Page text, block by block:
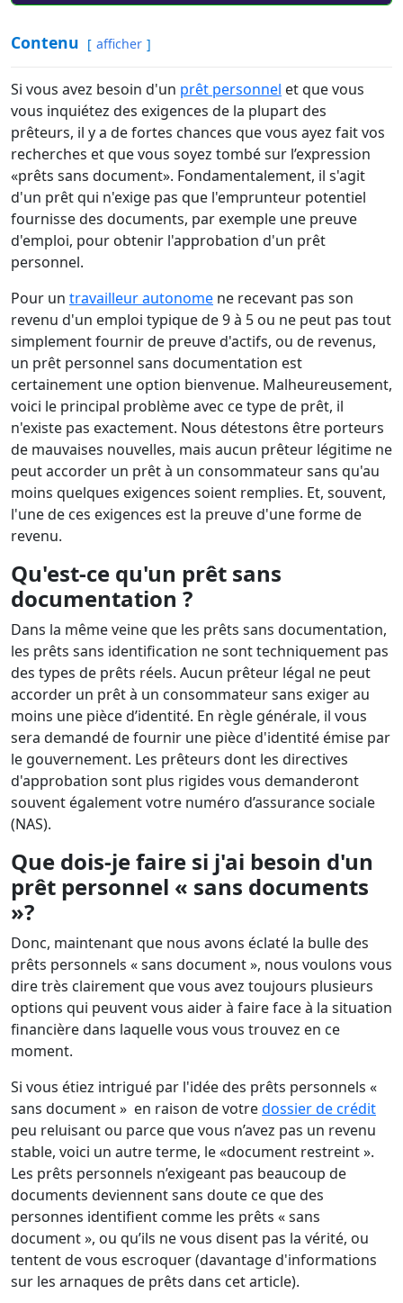
Contenu afficher
Si vous avez besoin d'un prêt personnel et que vous
vous inquiétez des exigences de la plupart des
prêteurs, il y a de fortes chances que vous ayez fait vos
recherches et que vous soyez tombé sur l’expression
«prêts sans document». Fondamentalement, il s'agit
d'un prêt qui n'exige pas que l'emprunteur potentiel
fournisse des documents, par exemple une preuve
d'emploi, pour obtenir l'approbation d'un prêt
personnel.
Pour un travailleur autonome ne recevant pas son
revenu d'un emploi typique de 9 à 5 ou ne peut pas tout
simplement fournir de preuve d'actifs, ou de revenus,
un prêt personnel sans documentation est
certainement une option bienvenue. Malheureusement,
voici le principal problème avec ce type de prêt, il
n'existe pas exactement. Nous détestons être porteurs
de mauvaises nouvelles, mais aucun prêteur légitime ne
peut accorder un prêt à un consommateur sans qu'au
moins quelques exigences soient remplies. Et, souvent,
l'une de ces exigences est la preuve d'une forme de
revenu.
Qu'est-ce qu'un prêt sans
documentation ?
Dans la même veine que les prêts sans documentation,
les prêts sans identification ne sont techniquement pas
des types de prêts réels. Aucun prêteur légal ne peut
accorder un prêt à un consommateur sans exiger au
moins une pièce d’identité. En règle générale, il vous
sera demandé de fournir une pièce d'identité émise par
le gouvernement. Les prêteurs dont les directives
d'approbation sont plus rigides vous demanderont
souvent également votre numéro d’assurance sociale
(NAS).
Que dois-je faire si j'ai besoin d'un
prêt personnel « sans documents
»?
Donc, maintenant que nous avons éclaté la bulle des
prêts personnels « sans document », nous voulons vous
dire très clairement que vous avez toujours plusieurs
options qui peuvent vous aider à faire face à la situation
financière dans laquelle vous vous trouvez en ce
moment.
Si vous étiez intrigué par l'idée des prêts personnels «
sans document » en raison de votredossier de crédit
peu reluisant ou parce que vous n’avez pas un revenu
stable, voici un autre terme, le «document restreint ».
Les prêts personnels n’exigeant pas beaucoup de
documents deviennent sans doute ce que des
personnes identifient comme les prêts « sans
document », ou qu’ils ne vous disent pas la vérité, ou
tentent de vous escroquer (davantage d'informations
sur les arnaques de prêts dans cet article).